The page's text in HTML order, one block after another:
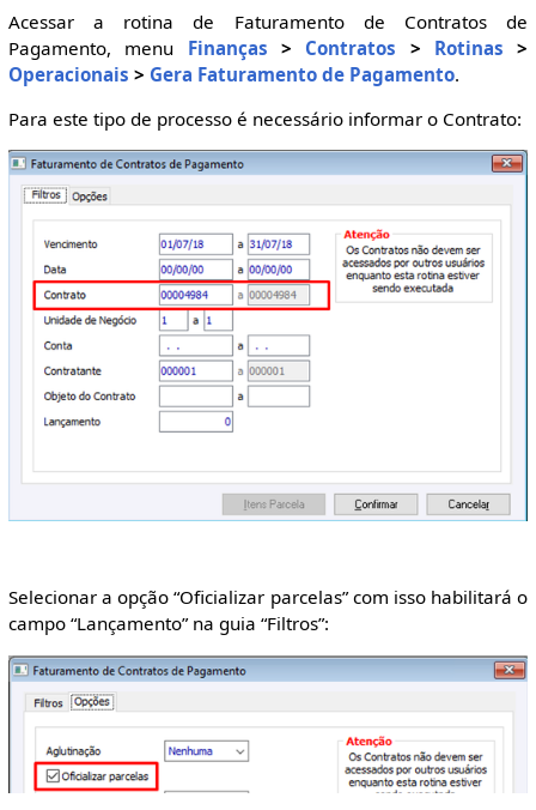
Acessar a rotina de Faturamento de Contratos de
Pagamento, menu Finanças > Contratos > Rotinas >
Operacionais > Gera Faturamento de Pagamento.
Para este tipo de processo é necessário informar o Contrato:
Selecionar a opção “Oficializar parcelas” com isso habilitará o
campo “Lançamento” na guia “Filtros”: